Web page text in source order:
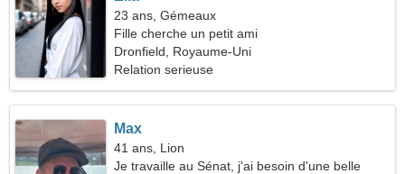
23 ans, Gémeaux
Fille cherche un petit ami
Dronfield, Royaume-Uni
Relation serieuse
Max
41 ans, Lion
Je travaille au Sénat, j'ai besoin d'une belle